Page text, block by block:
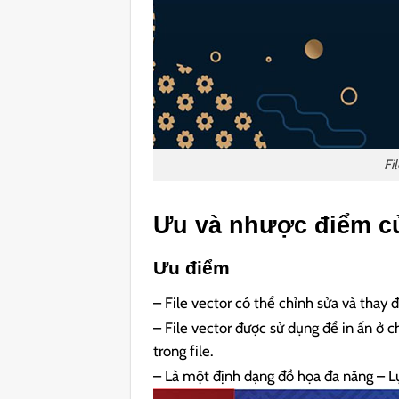
Ưu và nhược điểm
Ưu điểm
– File vector có thể chỉnh sửa và thay
– File vector được sử dụng để in ấn ở
trong file.
– Là một định dạng đồ họa đa năng –